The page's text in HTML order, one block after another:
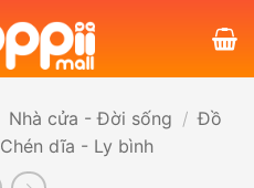
Nhà cửa - Đời sống / Đồ
Chén dĩa - Ly bình